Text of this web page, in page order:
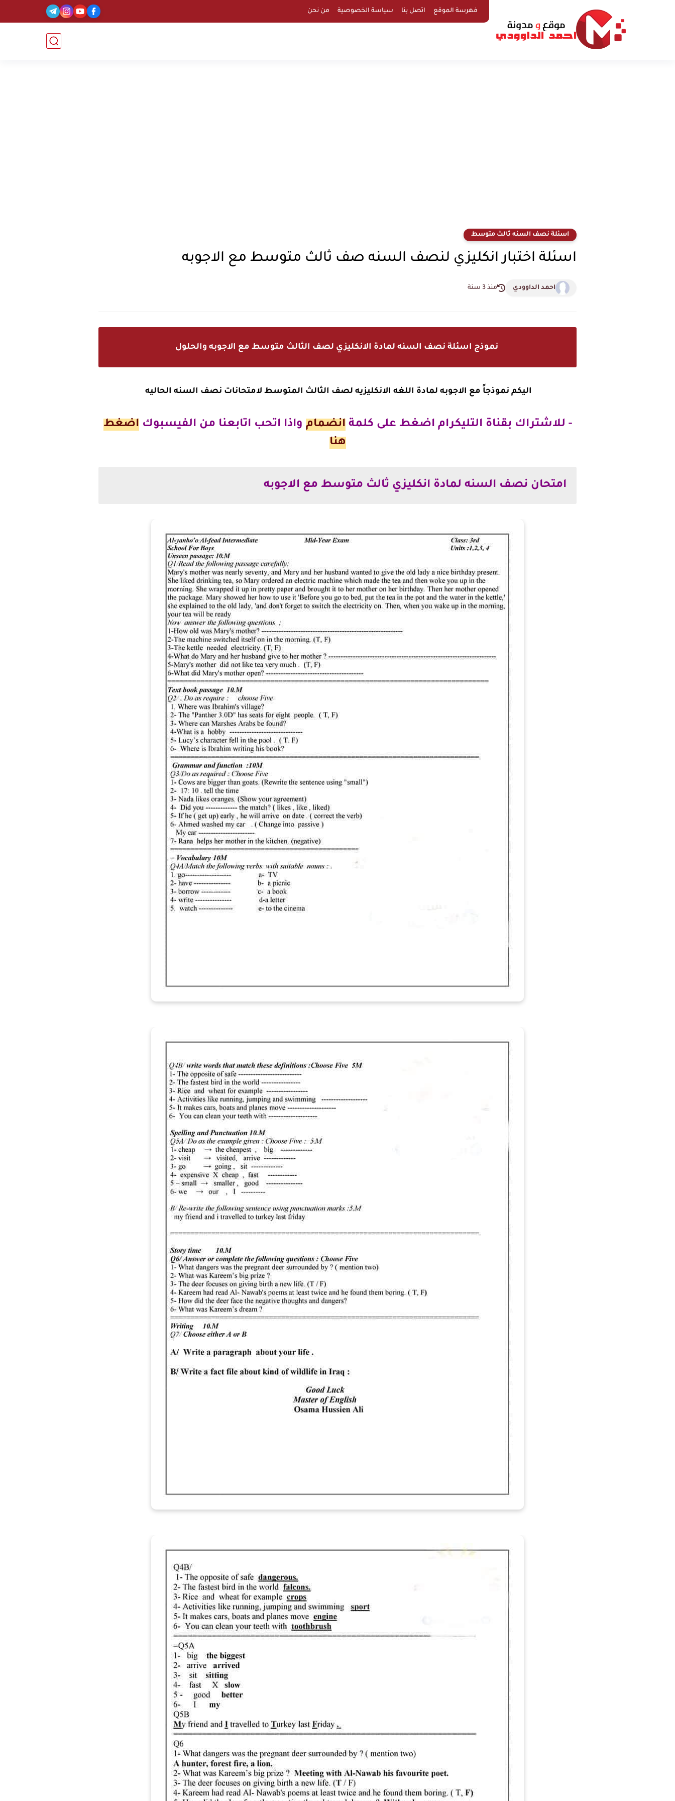
فهرسة الموقع اتصل بنا سياسة الخصوصية من نحن
اسئلة نصف السنه ثالث متوسط
اسئلة اختبار انكليزي لنصف السنه صف ثالث متوسط مع الاجوبه
احمد الداوودي منذ 3 سنة
نموذج اسئلة نصف السنه لمادة الانكليزي لصف الثالث متوسط مع الاجوبه والحلول
اليكم نموذجاً مع الاجوبه لمادة اللغه الانكليزيه لصف الثالث المتوسط لامتحانات نصف السنه الحاليه
- للاشتراك بقناة التليكرام اضغط على كلمة انضمام واذا اتحب اتابعنا من الفيسبوك اضغط
هنا
امتحان نصف السنه لمادة انكليزي ثالث متوسط مع الاجوبه